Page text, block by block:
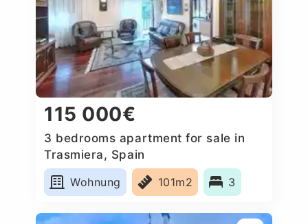
115 000€
3 bedrooms apartment for sale in
Trasmiera, Spain
Wohnung
101m2 3